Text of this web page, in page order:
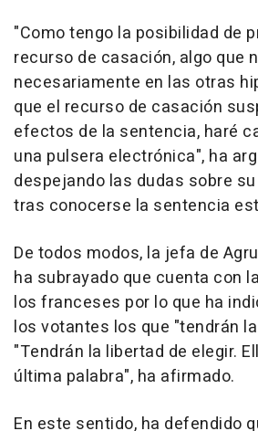
"Como tengo la posibilidad de
recurso de casación, algo que
necesariamente en las otras
que el recurso de casación
efectos de la sentencia, haré
una pulsera electrónica", ha
despejando las dudas sobre
tras conocerse la sentencia
De todos modos, la jefa de
ha subrayado que cuenta con
los franceses por lo que ha
los votantes los que "tendrán
"Tendrán la libertad de elegir.
última palabra", ha afirmado.
En este sentido, ha defendido